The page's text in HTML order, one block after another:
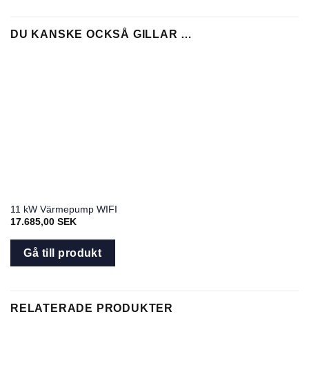
DU KANSKE OCKSÅ GILLAR …
11 kW Värmepump WIFI
17.685,00SEK
Gå till produkt
RELATERADE PRODUKTER